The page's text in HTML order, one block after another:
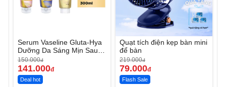
Serum Vaseline Gluta-Hya
Dưỡng Da Sáng Mịn Sau 7
Ngày
150.000đ
141.000đ
Deal hot
Quạt tích điện kẹp bàn mini
để bàn
219.000đ
79.000đ
Flash Sale